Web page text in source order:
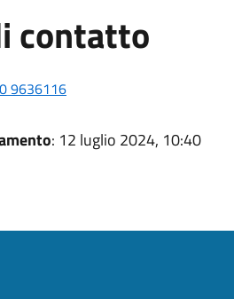
contatto
9636116
: 12 luglio 2024, 10:40